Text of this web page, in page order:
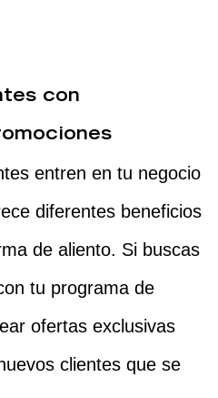
con
entren en tu negocio
diferentes beneficios
de aliento. Si buscas
tu programa de
ofertas exclusivas
clientes que se